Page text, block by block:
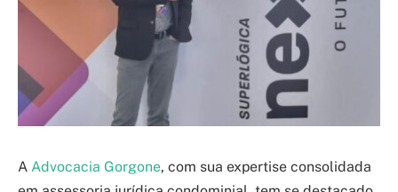
A Advocacia Gorgone, com sua expertise consolidada